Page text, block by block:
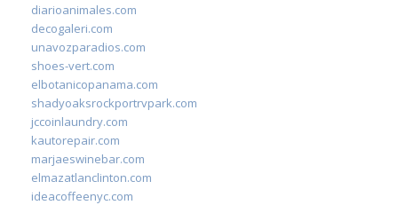
diarioanimales.com
decogaleri.com
unavozparadios.com
shoes-vert.com
elbotanicopanama.com
shadyoaksrockportrvpark.com
jccoinlaundry.com
kautorepair.com
marjaeswinebar.com
elmazatlanclinton.com
ideacoffeenyc.com